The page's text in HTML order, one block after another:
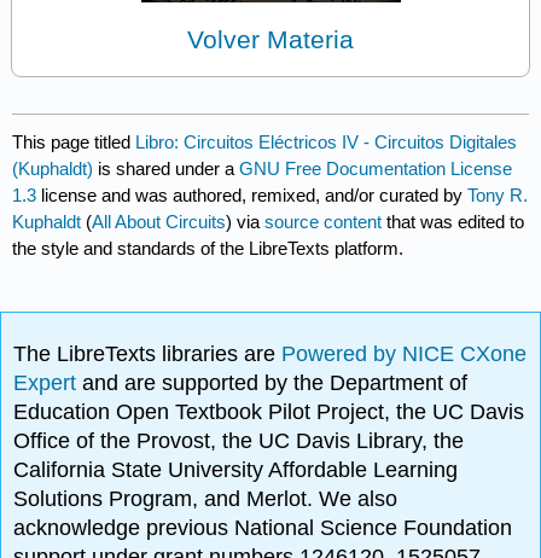
Volver Materia
This page titled Libro: Circuitos Eléctricos IV - Circuitos Digitales
(Kuphaldt) is shared under aGNU Free Documentation License
1.3 license and was authored, remixed, and/or curated byTony R.
Kuphaldt (All About Circuits) viasource content that was edited to
the style and standards of the LibreTexts platform.
The LibreTexts libraries are Powered by NICE CXone
Expertand are supported by the Department of
Education Open Textbook Pilot Project, the UC Davis
Office of the Provost, the UC Davis Library, the
California State University Affordable Learning
Solutions Program, and Merlot. We also
acknowledge previous National Science Foundation